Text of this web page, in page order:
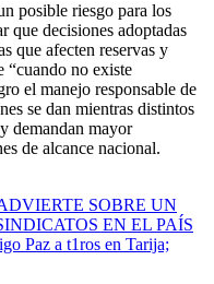
posible riesgo para los
que decisiones adoptadas
que afecten reservas y
“cuando no existe
el manejo responsable de
se dan mientras distintos
demandan mayor
de alcance nacional.
SOBRE UN
EN EL PAÍS
Paz a t1ros en Tarija;